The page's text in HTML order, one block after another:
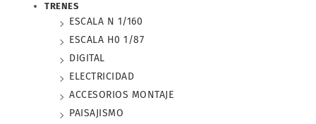
TRENES
ESCALA N 1/160
ESCALA H0 1/87
DIGITAL
ELECTRICIDAD
ACCESORIOS MONTAJE
PAISAJISMO